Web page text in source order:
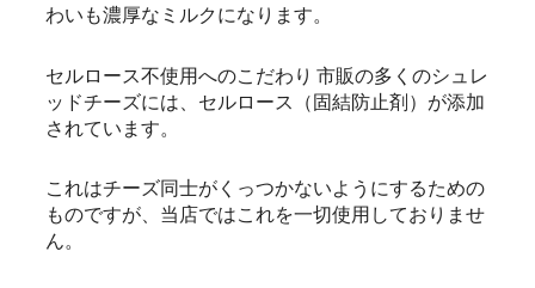
わいも濃厚なミルクになります。
セルロース不使用へのこだわり 市販の多くのシュレ
ッドチーズには、セルロース（固結防止剤）が添加
されています。
これはチーズ同士がくっつかないようにするための
ものですが、当店ではこれを一切使用しておりませ
ん。